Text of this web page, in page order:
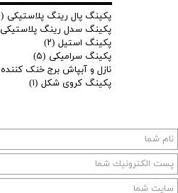
پکینگ پال رینگ پلاستیکی (۵)
پکینگ سدل رینگ پلاستیکی
پکینگ استیل (۲)
پکینگ سرامیکی (۵)
نازل و آبپاش برج خنک کننده
پکینگ کروی شکل (۱)